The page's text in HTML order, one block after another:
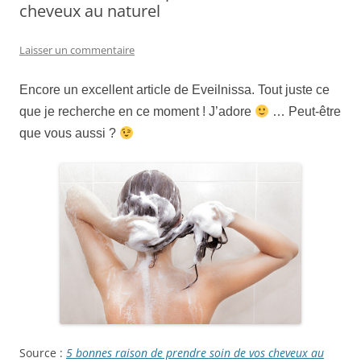
cheveux au naturel
Laisser un commentaire
Encore un excellent article de Eveilnissa. Tout juste ce
que je recherche en ce moment ! J’adore
… Peut-être
que vous aussi ?
Source : 5 bonnes raison de prendre soin de vos cheveux au